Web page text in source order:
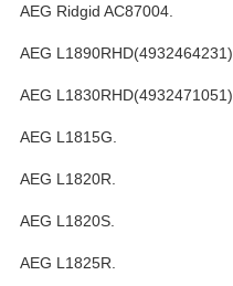
AEG Ridgid AC87004.
AEG L1890RHD(4932464231).
AEG L1830RHD(4932471051).
AEG L1815G.
AEG L1820R.
AEG L1820S.
AEG L1825R.